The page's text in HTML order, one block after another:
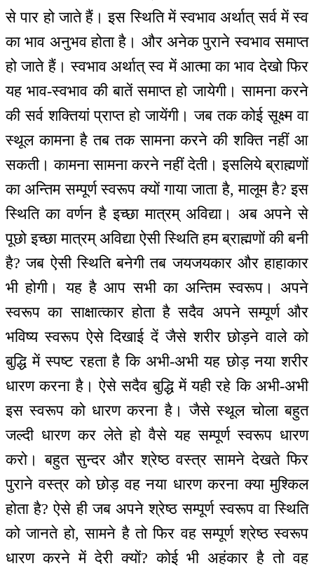
से पार हो जाते हैं। इस स्थिति में स्वभाव अर्थात् सर्व में स्व
का भाव अनुभव होता है। और अनेक पुराने स्वभाव समाप्त
हो जाते हैं। स्वभाव अर्थात् स्व में आत्मा का भाव देखो फिर
यह भाव-स्वभाव की बातें समाप्त हो जायेगी। सामना करने
की सर्व शक्तियां प्राप्त हो जायेंगी। जब तक कोई सूक्ष्म वा
स्थूल कामना है तब तक सामना करने की शक्ति नहीं आ
सकती। कामना सामना करने नहीं देती। इसलिये ब्राह्मणों
का अन्तिम सम्पूर्ण स्वरूप क्यों गाया जाता है, मालूम है? इस
स्थिति का वर्णन है इच्छा मात्रम् अविद्या। अब अपने से
पूछो इच्छा मात्रम् अविद्या ऐसी स्थिति हम ब्राह्मणों की बनी
है? जब ऐसी स्थिति बनेगी तब जयजयकार और हाहाकार
भी होगी। यह है आप सभी का अन्तिम स्वरूप। अपने
स्वरूप का साक्षात्कार होता है सदैव अपने सम्पूर्ण और
भविष्य स्वरूप ऐसे दिखाई दें जैसे शरीर छोड़ने वाले को
बुद्धि में स्पष्ट रहता है कि अभी-अभी यह छोड़ नया शरीर
धारण करना है। ऐसे सदैव बुद्धि में यही रहे कि अभी-अभी
इस स्वरूप को धारण करना है। जैसे स्थूल चोला बहुत
जल्दी धारण कर लेते हो वैसे यह सम्पूर्ण स्वरूप धारण
करो। बहुत सुन्दर और श्रेष्ठ वस्त्र सामने देखते फिर
पुराने वस्त्र को छोड़ वह नया धारण करना क्या मुश्किल
होता है? ऐसे ही जब अपने श्रेष्ठ सम्पूर्ण स्वरूप वा स्थिति
को जानते हो, सामने है तो फिर वह सम्पूर्ण श्रेष्ठ स्वरूप
धारण करने में देरी क्यों? कोई भी अहंकार है तो वह